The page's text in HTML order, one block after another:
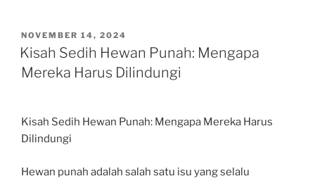
POSTED
ON
NOVEMBER 14, 2024
Kisah Sedih Hewan Punah: Mengapa
Mereka Harus Dilindungi
Kisah Sedih Hewan Punah: Mengapa Mereka Harus
Dilindungi
Hewan punah adalah salah satu isu yang selalu